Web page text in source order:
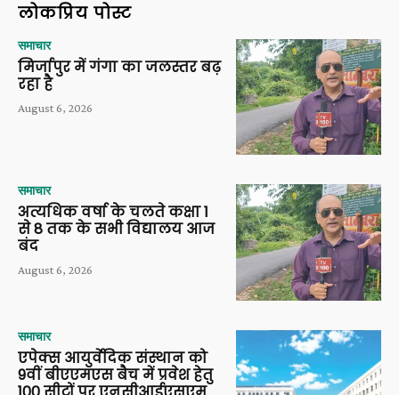
लोकप्रिय पोस्ट
समाचार
मिर्जापुर में गंगा का जलस्तर बढ़
रहा है
August 6, 2026
समाचार
अत्यधिक वर्षा के चलते कक्षा 1
से 8 तक के सभी विद्यालय आज
बंद
August 6, 2026
समाचार
एपेक्स आयुर्वेदिक संस्थान को
9वीं बीएएमएस बैच में प्रवेश हेतु